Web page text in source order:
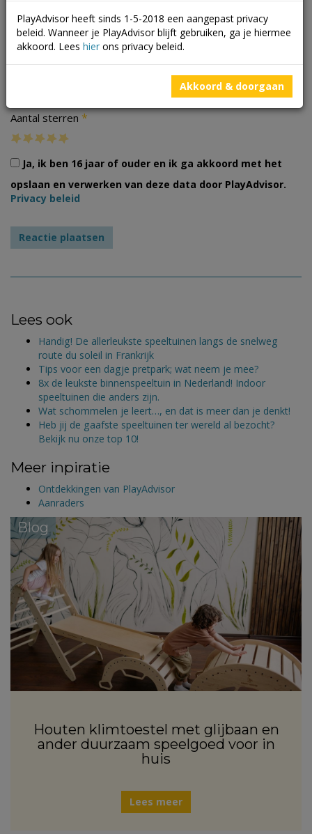
Aantal sterren *
Ja, ik ben 16 jaar of ouder en ik ga akkoord met het
opslaan en verwerken van deze data door PlayAdvisor.
Privacy beleid
Lees ook
Handig! De allerleukste speeltuinen langs de snelweg
route du soleil in Frankrijk
Tips voor een dagje pretpark; wat neem je mee?
8x de leukste binnenspeeltuin in Nederland! Indoor
speeltuinen die anders zijn.
Wat schommelen je leert…, en dat is meer dan je denkt!
Heb jij de gaafste speeltuinen ter wereld al bezocht?
Bekijk nu onze top 10!
Meer inpiratie
Ontdekkingen van PlayAdvisor
Aanraders
Blog
Houten klimtoestel met glijbaan en
ander duurzaam speelgoed voor in
huis
Lees meer
PlayAdvisor heeft sinds 1-5-2018 een aangepast privacy
beleid. Wanneer je PlayAdvisor blijft gebruiken, ga je hiermee
akkoord. Lees hier ons privacy beleid.
Akkoord & doorgaan